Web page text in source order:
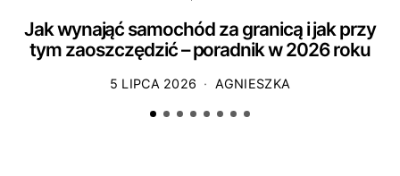
Jak wynająć samochód za granicą i jak przy
tym zaoszczędzić – poradnik w 2026 roku
5 LIPCA 2026 AGNIESZKA